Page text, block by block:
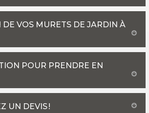
VOS MURETS DE JARDIN À
POUR PRENDRE EN
UN DEVIS !